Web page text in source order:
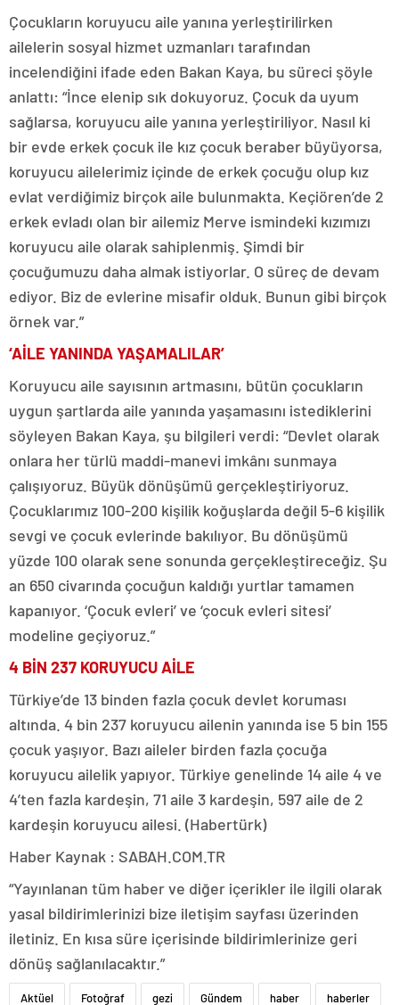
Çocukların koruyucu aile yanına yerleştirilirken
ailelerin sosyal hizmet uzmanları tarafından
incelendiğini ifade eden Bakan Kaya, bu süreci şöyle
anlattı: “İnce elenip sık dokuyoruz. Çocuk da uyum
sağlarsa, koruyucu aile yanına yerleştiriliyor. Nasıl ki
bir evde erkek çocuk ile kız çocuk beraber büyüyorsa,
koruyucu ailelerimiz içinde de erkek çocuğu olup kız
evlat verdiğimiz birçok aile bulunmakta. Keçiören’de 2
erkek evladı olan bir ailemiz Merve ismindeki kızımızı
koruyucu aile olarak sahiplenmiş. Şimdi bir
çocuğumuzu daha almak istiyorlar. O süreç de devam
ediyor. Biz de evlerine misafir olduk. Bunun gibi birçok
örnek var.”
‘AİLE YANINDA YAŞAMALILAR’
Koruyucu aile sayısının artmasını, bütün çocukların
uygun şartlarda aile yanında yaşamasını istediklerini
söyleyen Bakan Kaya, şu bilgileri verdi: “Devlet olarak
onlara her türlü maddi-manevi imkânı sunmaya
çalışıyoruz. Büyük dönüşümü gerçekleştiriyoruz.
Çocuklarımız 100-200 kişilik koğuşlarda değil 5-6 kişilik
sevgi ve çocuk evlerinde bakılıyor. Bu dönüşümü
yüzde 100 olarak sene sonunda gerçekleştireceğiz. Şu
an 650 civarında çocuğun kaldığı yurtlar tamamen
kapanıyor. ‘Çocuk evleri’ ve ‘çocuk evleri sitesi’
modeline geçiyoruz.”
4 BİN 237 KORUYUCU AİLE
Türkiye’de 13 binden fazla çocuk devlet koruması
altında. 4 bin 237 koruyucu ailenin yanında ise 5 bin 155
çocuk yaşıyor. Bazı aileler birden fazla çocuğa
koruyucu ailelik yapıyor. Türkiye genelinde 14 aile 4 ve
4’ten fazla kardeşin, 71 aile 3 kardeşin, 597 aile de 2
kardeşin koruyucu ailesi. (Habertürk)
Haber Kaynak : SABAH.COM.TR
“Yayınlanan tüm haber ve diğer içerikler ile ilgili olarak
yasal bildirimlerinizi bize iletişim sayfası üzerinden
iletiniz. En kısa süre içerisinde bildirimlerinize geri
dönüş sağlanılacaktır.”
Aktüel Fotoğraf gezi Gündem haber haberler